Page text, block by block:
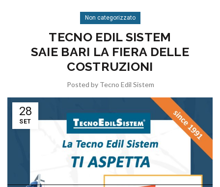
Non categorizzato
TECNO EDIL SISTEM
SAIE BARI LA FIERA DELLE
COSTRUZIONI
Posted by Tecno Edil Sistem
28
SET